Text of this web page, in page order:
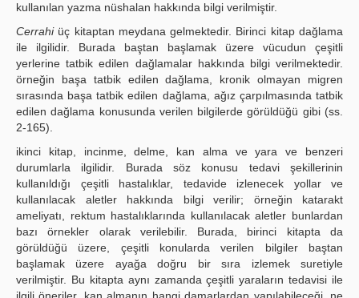
kullanılan yazma nüshalan hakkında bilgi verilmiştir.
Cerrahiüç kitaptan meydana gelmektedir. Birinci kitap dağlama
ile ilgilidir. Burada baştan başlamak üzere vücudun çeşitli
yerlerine tatbik edilen dağlamalar hakkında bilgi verilmekte­dir.
örneğin başa tatbik edilen dağlama, kronik olmayan migren
sırasında başa tatbik edilen dağlama, ağız çarpılmasında tatbik
edilen dağlama konusunda verilen bilgilerde görüldüğü gibi (ss.
2-165).
ikinci kitap, incinme, delme, kan alma ve yara ve benzeri
durumlarla ilgilidir. Burada söz konusu tedavi şekillerinin
kullanıldığı çeşitli hastalıklar, tedavide izlenecek yollar ve
kullanılacak aletler hakkında bilgi verilir; örneğin katarakt
ameliyatı, rektum hastalıklarında kullanılacak aletler bunlardan
bazı örnekler olarak verilebilir. Burada, birinci kitapta da
görüldüğü üzere, çeşitli konularda verilen bilgiler baştan
başlamak üzere ayağa doğru bir sıra izlemek suretiyle
verilmiştir. Bu kitapta aynı zamanda çeşitli yaraların tedavisi ile